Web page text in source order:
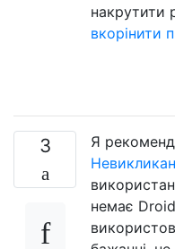
накрутити
вкорінити
3
Я
немає